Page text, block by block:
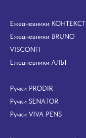
Ежедневники КОНТЕКСТ
Ежедневники BRUNO
VISCONTI
Ежедневники АЛЬТ
Ручки PRODIR
Ручки SENATOR
Ручки VIVA PENS